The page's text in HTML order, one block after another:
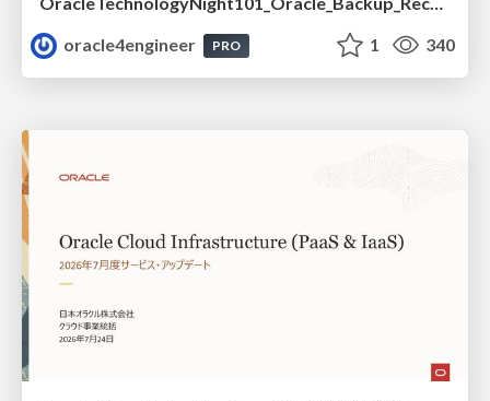
oracle4engineer
PRO 1 340